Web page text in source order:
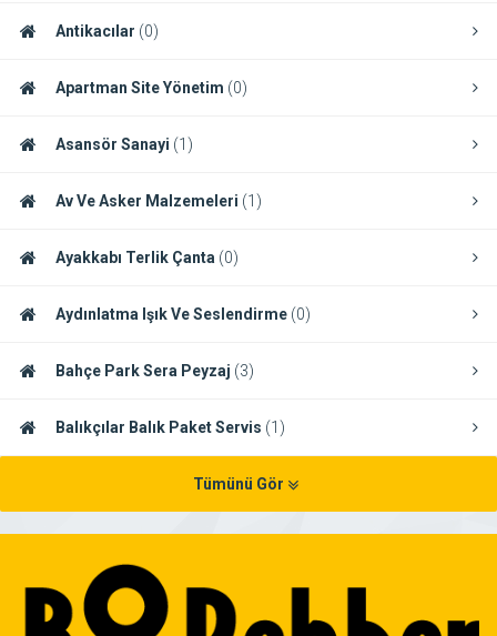
Antikacılar (0)
Apartman Site Yönetim (0)
Asansör Sanayi (1)
Av Ve Asker Malzemeleri (1)
Ayakkabı Terlik Çanta (0)
Aydınlatma Işık Ve Seslendirme (0)
Bahçe Park Sera Peyzaj (3)
Balıkçılar Balık Paket Servis (1)
Tümünü Gör